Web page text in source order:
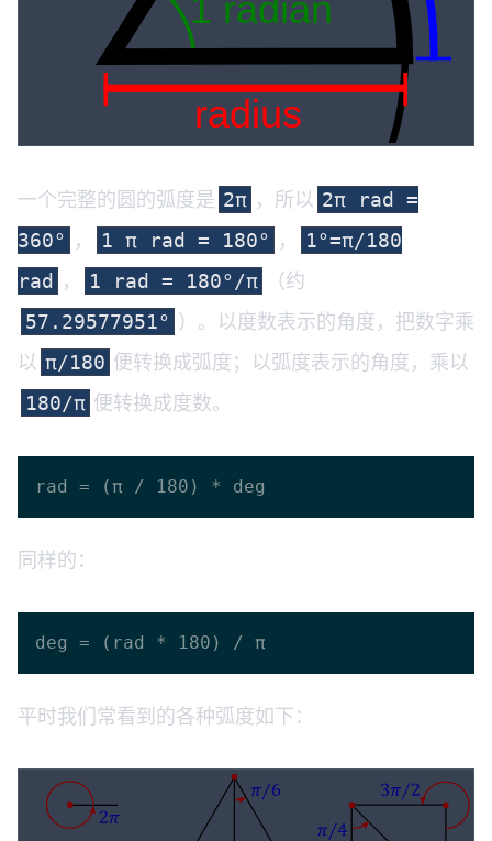
一个完整的圆的弧度是 2π ，所以 2π rad =
360°
， 1 π rad = 180° ，
1°=π/180
rad
， 1 rad = 180°/π （约
57.29577951° ）。以度数表示的角度，把数字乘
以 π/180 便转换成弧度；以弧度表示的角度，乘以
180/π 便转换成度数。
同样的：
平时我们常看到的各种弧度如下：